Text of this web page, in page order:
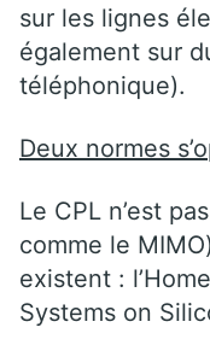
sur les lignes
également sur
téléphonique).
Deux normes
Le CPL n’est
comme le
existent :
Systems on